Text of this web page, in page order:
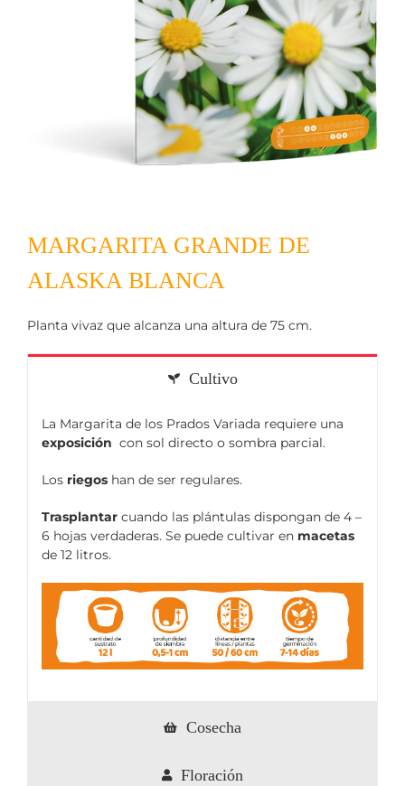
MARGARITA GRANDE DE
ALASKA BLANCA
Planta vivaz que alcanza una altura de 75 cm.
Cultivo
La Margarita de los Prados Variada requiere una
exposición con sol directo o sombra parcial.
Los riegos han de ser regulares.
Trasplantar cuando las plántulas dispongan de 4 –
6 hojas verdaderas. Se puede cultivar en macetas
de 12 litros.
Cosecha
Floración